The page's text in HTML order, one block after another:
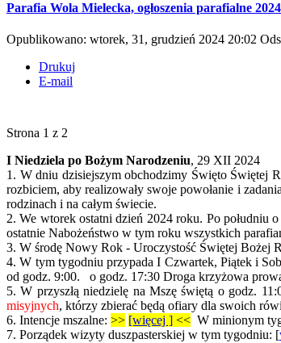
Parafia Wola Mielecka, ogłoszenia parafialne
Opublikowano: wtorek, 31, grudzień 2024 20:02
Drukuj
E-mail
Strona 1 z 2
I Niedziela po Bożym Narodzeniu, 29 XII 2024
1. W dniu dzisiejszym obchodzimy Święto Świętej
rozbiciem, aby realizowały swoje powołanie i
rodzinach i na całym świecie.
2. We wtorek ostatni dzień 2024 roku. Po południu o
ostatnie Nabożeństwo w tym roku wszystkich
3. W środę Nowy Rok - Uroczystość Świętej Bożej
4. W tym tygodniu przypada I Czwartek, Piątek i
od godz. 9:00. o godz. 17:30 Droga krzyżowa
5. W przyszłą niedzielę na Mszę świętą o godz.
misyjnych, którzy zbierać będą ofiary dla swoich
6. Intencje mszalne: >> [więcej ] << W minionym
7. Porządek wizyty duszpasterskiej w tym tygodniu: [